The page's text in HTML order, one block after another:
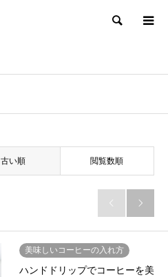
検索
古い順 閲覧数順
 
美味しいコーヒーの入れ方
ハンドドリップでコーヒーを美